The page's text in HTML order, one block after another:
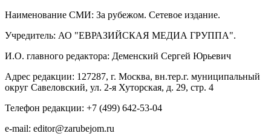
Наименование СМИ: За рубежом. Сетевое издание.
Учредитель: АО "ЕВРАЗИЙСКАЯ МЕДИА ГРУППА".
И.О. главного редактора: Деменский Сергей Юрьевич
Адрес редакции: 127287, г. Москва, вн.тер.г. муниципальный
округ Савеловский, ул. 2-я Хуторская, д. 29, стр. 4
Телефон редакции: +7 (499) 642-53-04
e-mail: editor@zarubejom.ru